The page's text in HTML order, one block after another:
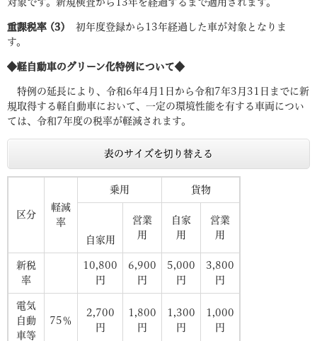
対象です。新規検査から13年を経過するまで適用されます。
重課税率 (3)
初年度登録から13年経過した車が対象となりま
す。
◆軽自動車のグリーン化特例について◆
特例の延長により、令和6年4月1日から令和7年3月31日までに新
規取得する軽自動車において、一定の環境性能を有する車両につい
ては、令和7年度の税率が軽減されます。
表のサイズを切り替える
区分
軽減
率
乗用 貨物
自家用
営業
用
自家
用
営業
用
新税
率
10,800
円
6,900
円
5,000
円
3,800
円
電気
自動
車等
75％
2,700
円
1,800
円
1,300
円
1,000
円